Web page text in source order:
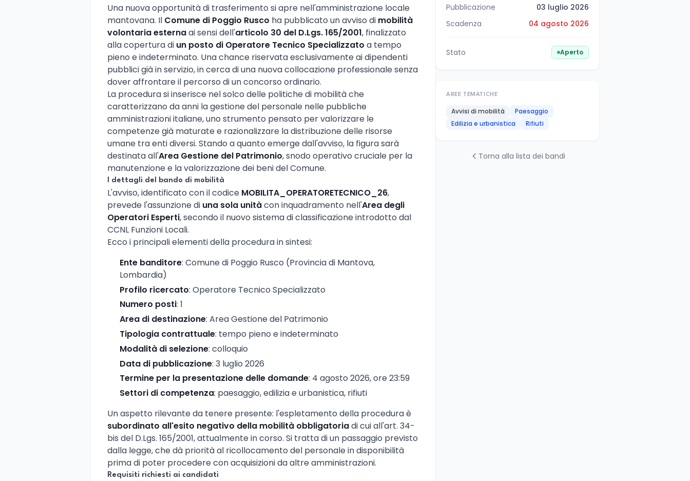
Una nuova opportunità di trasferimento si apre nell'amministrazione locale
mantovana. Il Comune di Poggio Rusco ha pubblicato un avviso di mobilità
volontaria esternaai sensi dell'articolo 30 del D.Lgs. 165/2001, finalizzato
alla copertura di un posto di Operatore Tecnico Specializzato a tempo
pieno e indeterminato. Una chance riservata esclusivamente ai dipendenti
pubblici già in servizio, in cerca di una nuova collocazione professionale senza
dover affrontare il percorso di un concorso ordinario.
La procedura si inserisce nel solco delle politiche di mobilità che
caratterizzano da anni la gestione del personale nelle pubbliche
amministrazioni italiane, uno strumento pensato per valorizzare le
competenze già maturate e razionalizzare la distribuzione delle risorse
umane tra enti diversi. Stando a quanto emerge dall'avviso, la figura sarà
destinata all'Area Gestione del Patrimonio, snodo operativo cruciale per la
manutenzione e la valorizzazione dei beni del Comune.
I dettagli del bando di mobilità
L'avviso, identificato con il codice MOBILITA_OPERATORETECNICO_26,
prevede l'assunzione di una sola unitàcon inquadramento nell'Area degli
Operatori Esperti, secondo il nuovo sistema di classificazione introdotto dal
CCNL Funzioni Locali.
Ecco i principali elementi della procedura in sintesi:
Ente banditore: Comune di Poggio Rusco (Provincia di Mantova,
Lombardia)
Profilo ricercato: Operatore Tecnico Specializzato
Numero posti: 1
Area di destinazione: Area Gestione del Patrimonio
Tipologia contrattuale: tempo pieno e indeterminato
Modalità di selezione: colloquio
Data di pubblicazione: 3 luglio 2026
Termine per la presentazione delle domande: 4 agosto 2026, ore 23:59
Settori di competenza: paesaggio, edilizia e urbanistica, rifiuti
Un aspetto rilevante da tenere presente: l'espletamento della procedura è
subordinato all'esito negativo della mobilità obbligatoriadi cui all'art. 34-
bis del D.Lgs. 165/2001, attualmente in corso. Si tratta di un passaggio previsto
dalla legge, che dà priorità al ricollocamento del personale in disponibilità
prima di poter procedere con acquisizioni da altre amministrazioni.
Requisiti richiesti ai candidati
Pubblicazione
03 luglio 2026
Scadenza
04 agosto 2026
Stato Aperto
AREE TEMATICHE
Avvisi di mobilità
Paesaggio
Edilizia e urbanistica
Rifiuti
Torna alla lista dei bandi